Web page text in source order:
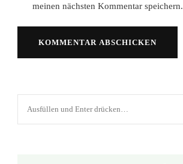
meinen nächsten Kommentar speichern.